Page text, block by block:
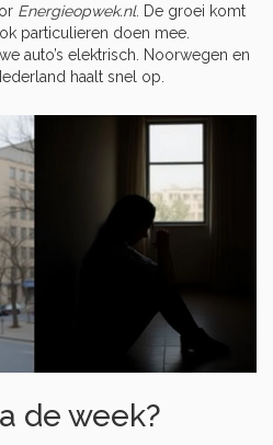
Energieopwek.nl. De groei komt
particulieren doen mee.
auto’s elektrisch. Noorwegen en
haalt snel op.
de week?